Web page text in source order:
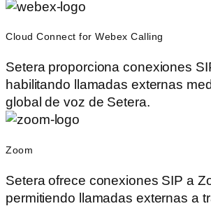
Cloud Connect for Webex Calling
Setera proporciona conexiones
habilitando llamadas externas
global de voz de Setera.
Zoom
Setera ofrece conexiones SIP a
permitiendo llamadas externas a